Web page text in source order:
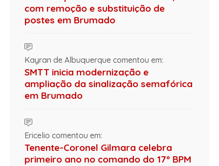
com remoção e substituição de
postes em Brumado
Kayran de Albuquerque comentou em:
SMTT inicia modernização e
ampliação da sinalização semafórica
em Brumado
Ericelio comentou em:
Tenente-Coronel Gilmara celebra
primeiro ano no comando do 17º BPM